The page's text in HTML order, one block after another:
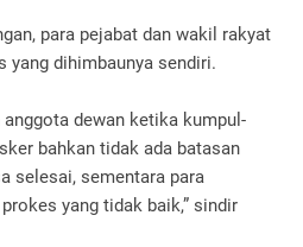
para pejabat dan wakil rakyat
yang dihimbaunya sendiri.
dewan ketika kumpul-
bahkan tidak ada batasan
selesai, sementara para
yang tidak baik,” sindir